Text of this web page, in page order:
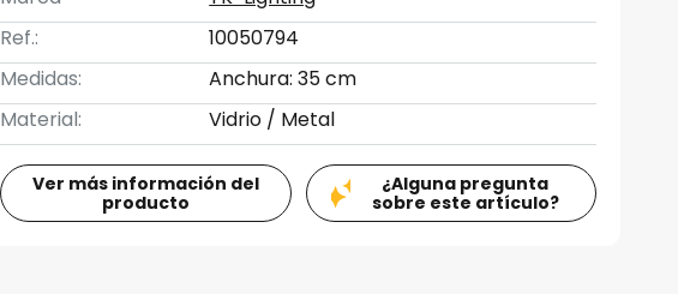
Ref.:
10050794
Medidas:
Anchura: 35 cm
Material:
Vidrio / Metal
Ver más información del
producto
¿Alguna pregunta
sobre este artículo?